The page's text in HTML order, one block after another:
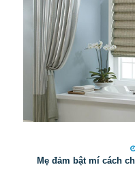
Mẹ đảm bật mí cách